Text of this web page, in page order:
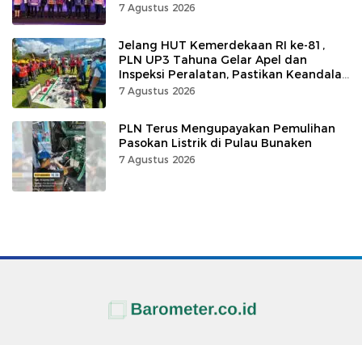
7 Agustus 2026
Jelang HUT Kemerdekaan RI ke-81,
PLN UP3 Tahuna Gelar Apel dan
Inspeksi Peralatan, Pastikan Keandalan
Listrik
7 Agustus 2026
PLN Terus Mengupayakan Pemulihan
Pasokan Listrik di Pulau Bunaken
7 Agustus 2026